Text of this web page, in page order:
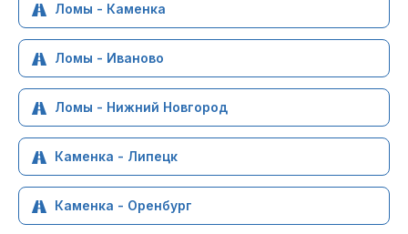
Ломы - Каменка
Ломы - Иваново
Ломы - Нижний Новгород
Каменка - Липецк
Каменка - Оренбург